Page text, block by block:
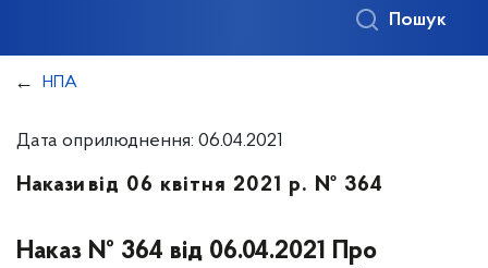
Пошук
НПА
Дата оприлюднення: 06.04.2021
Накази від 06 квітня 2021 р. № 364
Наказ № 364 від 06.04.2021 Про